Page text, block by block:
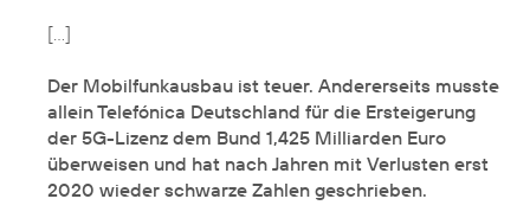
[...]
Der Mobilfunkausbau ist teuer. Andererseits musste
allein Telefónica Deutschland für die Ersteigerung
der 5G-Lizenz dem Bund 1,425 Milliarden Euro
überweisen und hat nach Jahren mit Verlusten erst
2020 wieder schwarze Zahlen geschrieben.